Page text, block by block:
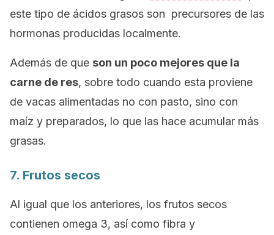
este tipo de ácidos grasos son precursores de las
hormonas producidas localmente.
Además de que son un poco mejores que la
carne de res, sobre todo cuando esta proviene
de vacas alimentadas no con pasto, sino con
maíz y preparados, lo que las hace acumular más
grasas.
7. Frutos secos
Al igual que los anteriores, los frutos secos
contienen omega 3, así como fibra y